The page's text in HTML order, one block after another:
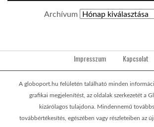
Archívum
Impresszum Kapcsolat
A globoport.hu felületén található minden
grafikai megjelenítést, az oldalak szerkezetét a
kizárólagos tulajdona. Mindennemű
továbbértékesítés, egészében vagy részleteiben az